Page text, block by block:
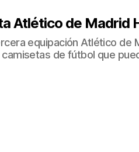
Atlético de Madrid
equipación Atlético de
de fútbol que